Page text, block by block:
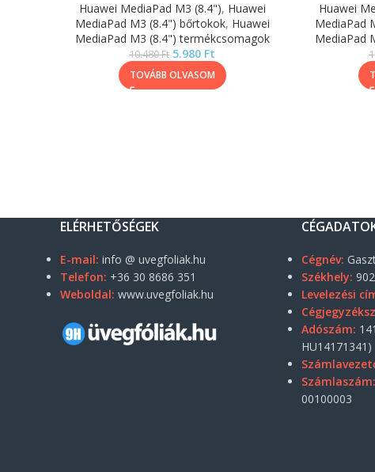
Huawei MediaPad M3 (8.4"), Huawei
MediaPad M3 (8.4") bőrtokok, Huawei
MediaPad M3 (8.4") termékcsomagok
10.480Ft 5.980 Ft
TOVÁBB OLVASOM
Huawei
MediaPad
MediaPad
ELÉRHETŐSÉGEK
E-mail: info @ uvegfoliak.hu
Telefon: +36 30 8686 351
Weboldal: www.uvegfoliak.hu
Cégnév:
Székhely:
Levelezési
Adószám:
HU14171341)
Számlaszám:
00100003